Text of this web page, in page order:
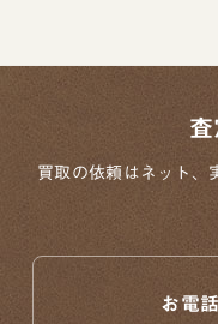
査
買取の依頼はネット、
お電